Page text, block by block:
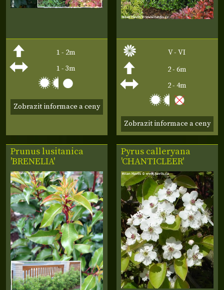
1 - 2m
1 - 3m
Zobrazit informace a ceny
V - VI
2 - 6m
2 - 4m
Zobrazit informace a ceny
Prunus lusitanica
'BRENELIA'
Pyrus calleryana
'CHANTICLEER'